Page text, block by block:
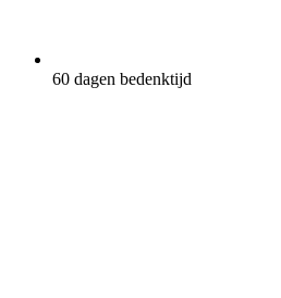
60 dagen bedenktijd